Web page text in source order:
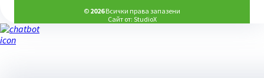
© 2026Всички права запазени
Сайт от: StudioX